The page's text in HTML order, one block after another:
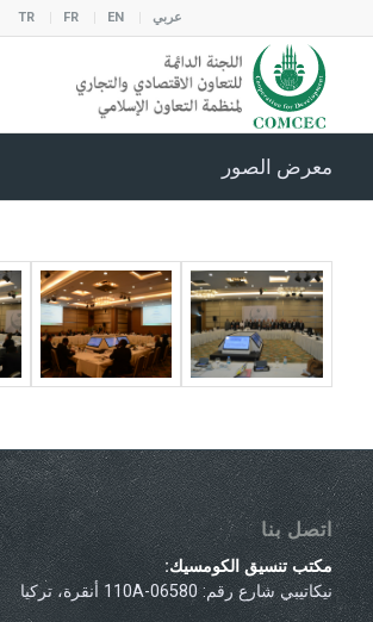
عربي EN
FR
TR
معرض الصور
اتصل بنا
مكتب تنسيق الكومسيك:
نيكاتيبي شارع رقم: 110A-06580 أنقرة، تركيا